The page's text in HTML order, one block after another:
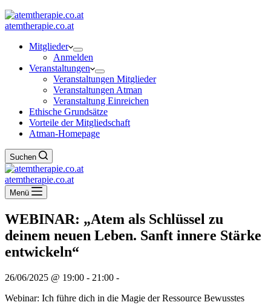
atemtherapie.co.at
Mitglieder
Anmelden
Veranstaltungen
Veranstaltungen Mitglieder
Veranstaltungen Atman
Veranstaltung Einreichen
Ethische Grundsätze
Vorteile der Mitgliedschaft
Atman-Homepage
Suchen
atemtherapie.co.at
Menü
WEBINAR: „Atem als Schlüssel zu
deinem neuen Leben. Sanft innere Stärke
entwickeln“
26/06/2025 @ 19:00 - 21:00 -
Webinar: Ich führe dich in die Magie der Ressource Bewusstes